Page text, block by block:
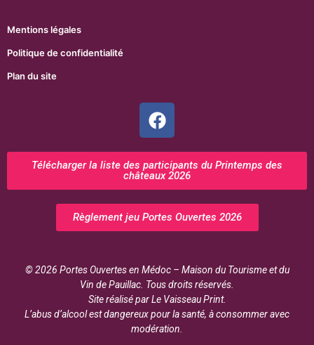
Mentions légales
Politique de confidentialité
Plan du site
Télécharger la liste des participants du Printemps des
châteaux 2026
Règlement jeu Portes Ouvertes 2026
© 2026 Portes Ouvertes en Médoc – Maison du Tourisme et du
Vin de Pauillac. Tous droits réservés.
Site réalisé par Le Vaisseau Print.
L’abus d’alcool est dangereux pour la santé, à consommer avec
modération.